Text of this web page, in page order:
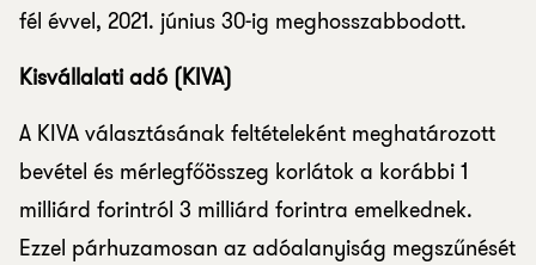
fél évvel, 2021. június 30-ig meghosszabbodott.
Kisvállalati adó (KIVA)
A KIVA választásának feltételeként meghatározott
bevétel és mérlegfőösszeg korlátok a korábbi 1
milliárd forintról 3 milliárd forintra emelkednek.
Ezzel párhuzamosan az adóalanyiság megszűnését